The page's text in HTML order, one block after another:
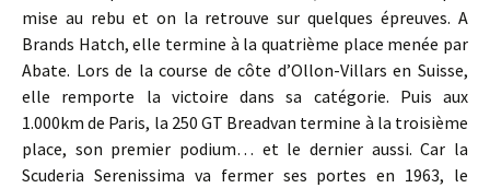
mise au rebu et on la retrouve sur quelques épreuves. A
Brands Hatch, elle termine à la quatrième place menée par
Abate. Lors de la course de côte d’Ollon-Villars en Suisse,
elle remporte la victoire dans sa catégorie. Puis aux
1.000km de Paris, la 250 GT Breadvan termine à la troisième
place, son premier podium… et le dernier aussi. Car la
Scuderia Serenissima va fermer ses portes en 1963, le